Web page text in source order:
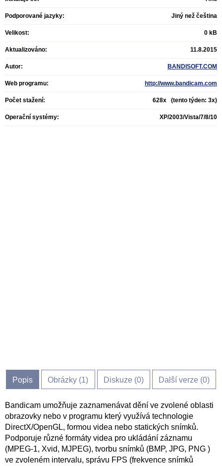
Podporované jazyky: Jiný než čeština
Velikost: 0 kB
Aktualizováno: 11.8.2015
Autor: BANDISOFT.COM
Web programu: http://www.bandicam.com
Počet stažení: 628x (tento týden: 3x)
Operační systémy: XP/2003/Vista/7/8/10
Popis Obrázky (1) Diskuze (0) Další verze (0)
Bandicam umožňuje zaznamenávat dění ve zvolené oblasti
obrazovky nebo v programu který využívá technologie
DirectX/OpenGL, formou videa nebo statických snímků.
Podporuje různé formáty videa pro ukládání záznamu
(MPEG-1, Xvid, MJPEG), tvorbu snímků (BMP, JPG, PNG )
ve zvoleném intervalu, správu FPS (frekvence snímků